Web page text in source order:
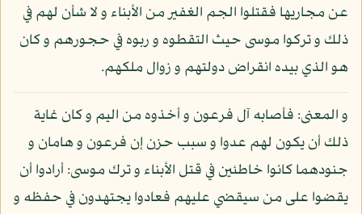
عن مجاريها فقتلوا الجم الغفير من الأبناء و لا شأن لهم في
ذلك و تركوا موسى حيث التقطوه و ربوه في حجورهم و كان
هو الذي بيده انقراض دولتهم و زوال ملكهم.
و المعنى: فأصابه آل فرعون و أخذوه من اليم و كان غاية
ذلك أن يكون لهم عدوا و سبب حزن إن فرعون و هامان و
جنودهما كانوا خاطئين في قتل الأبناء و ترك موسى: أرادوا أن
يقضوا على من سيقضي عليهم فعادوا يجتهدون في حفظه و